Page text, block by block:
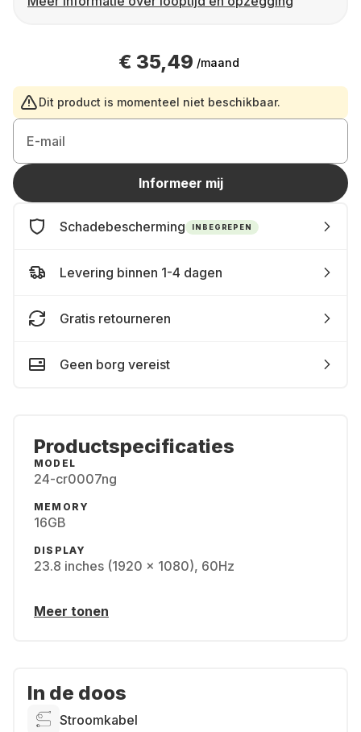
€ 35,49 /maand
Dit product is momenteel niet beschikbaar.
E-mail
Informeer mij
Schadebescherming INBEGREPEN
Levering binnen 1-4 dagen
Gratis retourneren
Geen borg vereist
Productspecificaties
MODEL
24-cr0007ng
MEMORY
16GB
DISPLAY
23.8 inches (1920 x 1080), 60Hz
Meer tonen
In de doos
Stroomkabel